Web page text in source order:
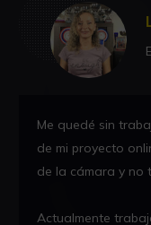
Me quedé sin
de mi proyecto
de la cámara y no
Actualmente